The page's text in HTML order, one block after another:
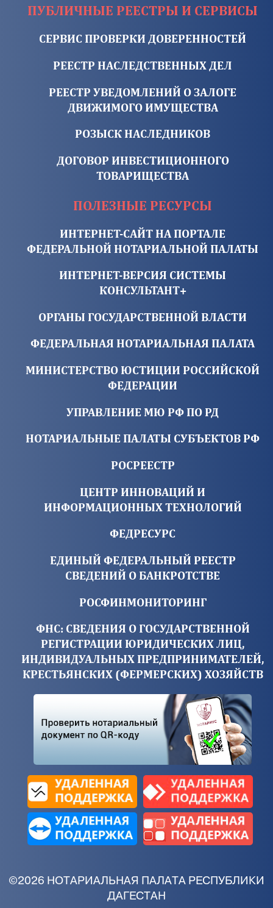
ПУБЛИЧНЫЕ РЕЕСТРЫ И СЕРВИСЫ
СЕРВИС ПРОВЕРКИ ДОВЕРЕННОСТЕЙ
РЕЕСТР НАСЛЕДСТВЕННЫХ ДЕЛ
РЕЕСТР УВЕДОМЛЕНИЙ О ЗАЛОГЕ
ДВИЖИМОГО ИМУЩЕСТВА
РОЗЫСК НАСЛЕДНИКОВ
ДОГОВОР ИНВЕСТИЦИОННОГО
ТОВАРИЩЕСТВА
ПОЛЕЗНЫЕ РЕСУРСЫ
ИНТЕРНЕТ-САЙТ НА ПОРТАЛЕ
ФЕДЕРАЛЬНОЙ НОТАРИАЛЬНОЙ ПАЛАТЫ
ИНТЕРНЕТ-ВЕРСИЯ СИСТЕМЫ
КОНСУЛЬТАНТ+
ОРГАНЫ ГОСУДАРСТВЕННОЙ ВЛАСТИ
ФЕДЕРАЛЬНАЯ НОТАРИАЛЬНАЯ ПАЛАТА
МИНИСТЕРСТВО ЮСТИЦИИ РОССИЙСКОЙ
ФЕДЕРАЦИИ
УПРАВЛЕНИЕ МЮ РФ ПО РД
НОТАРИАЛЬНЫЕ ПАЛАТЫ СУБЪЕКТОВ РФ
РОСРЕЕСТР
ЦЕНТР ИННОВАЦИЙ И
ИНФОРМАЦИОННЫХ ТЕХНОЛОГИЙ
ФЕДРЕСУРС
ЕДИНЫЙ ФЕДЕРАЛЬНЫЙ РЕЕСТР
СВЕДЕНИЙ О БАНКРОТСТВЕ
РОСФИНМОНИТОРИНГ
ФНС: СВЕДЕНИЯ О ГОСУДАРСТВЕННОЙ
РЕГИСТРАЦИИ ЮРИДИЧЕСКИХ ЛИЦ,
ИНДИВИДУАЛЬНЫХ ПРЕДПРИНИМАТЕЛЕЙ,
КРЕСТЬЯНСКИХ (ФЕРМЕРСКИХ) ХОЗЯЙСТВ
©2026 НОТАРИАЛЬНАЯ ПАЛАТА РЕСПУБЛИКИ
ДАГЕСТАН